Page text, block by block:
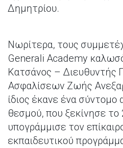
Δημητρίου.
Νωρίτερα, τους
Generali Academy
Κατσάνος –
Ασφαλίσεων Ζωής
ίδιος έκανε ένα σύντομο
θεσμού, που ξεκίνησε το
υπογράμμισε τον
εκπαιδευτικού